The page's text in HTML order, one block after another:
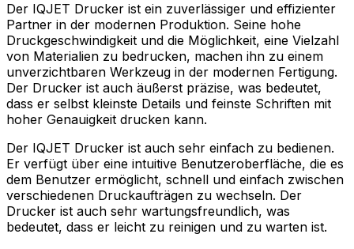
Der IQJET Drucker ist ein zuverlässiger und effizienter
Partner in der modernen Produktion. Seine hohe
Druckgeschwindigkeit und die Möglichkeit, eine Vielzahl
von Materialien zu bedrucken, machen ihn zu einem
unverzichtbaren Werkzeug in der modernen Fertigung.
Der Drucker ist auch äußerst präzise, was bedeutet,
dass er selbst kleinste Details und feinste Schriften mit
hoher Genauigkeit drucken kann.
Der IQJET Drucker ist auch sehr einfach zu bedienen.
Er verfügt über eine intuitive Benutzeroberfläche, die es
dem Benutzer ermöglicht, schnell und einfach zwischen
verschiedenen Druckaufträgen zu wechseln. Der
Drucker ist auch sehr wartungsfreundlich, was
bedeutet, dass er leicht zu reinigen und zu warten ist.